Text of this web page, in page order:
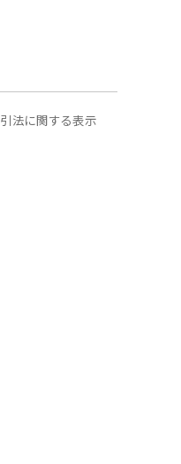
法に関する表示